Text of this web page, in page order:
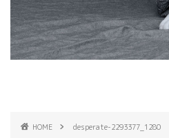
HOME desperate-2293377_1280